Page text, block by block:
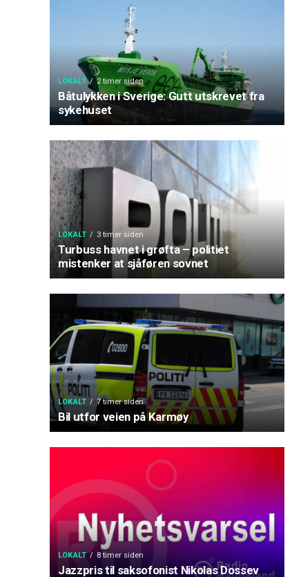
LOKALT 2 timer siden
Båtulykken i Sverige: Gutt utskrevet fra
sykehuset
LOKALT 3 timer siden
Turbuss havnet i grøfta – politiet
mistenker at sjåføren sovnet
LOKALT 7 timer siden
Bil utfor veien på Karmøy
LOKALT 8 timer siden
Jazzpris til saksofonist Nikolas Dossev